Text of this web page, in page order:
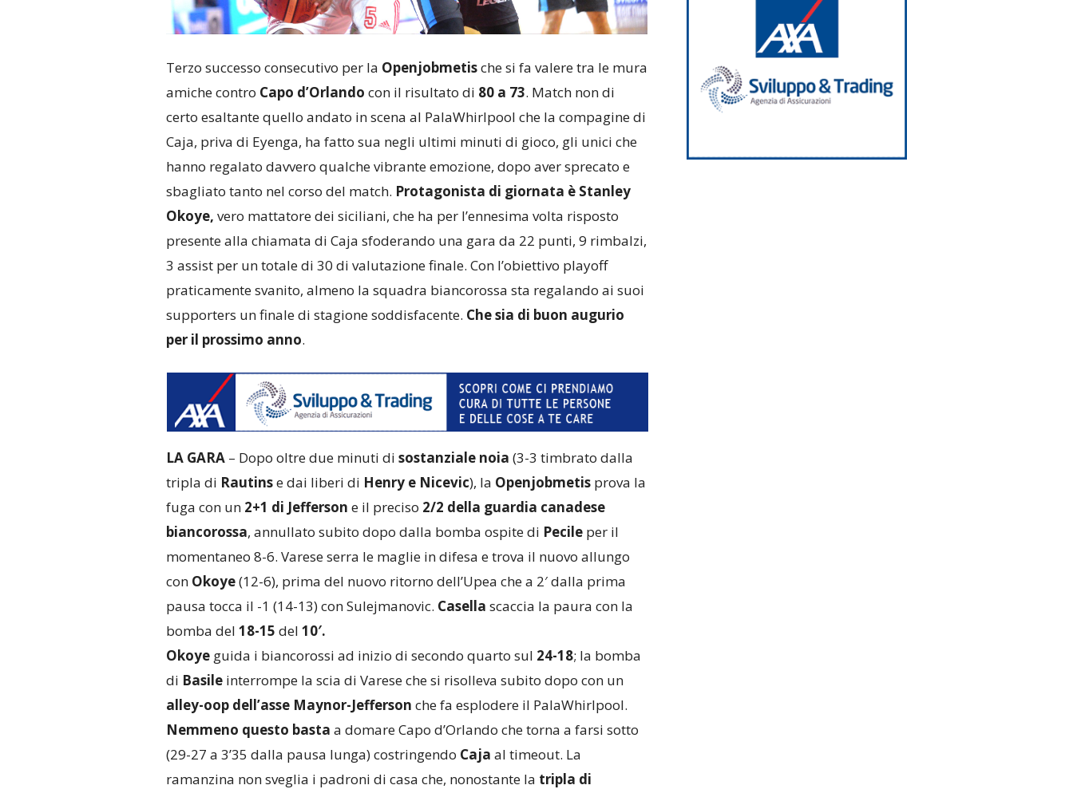
Terzo successo consecutivo per la Openjobmetische si fa valere tra le mura
amiche contro Capo d’Orlando con il risultato di 80 a 73. Match non di
certo esaltante quello andato in scena al PalaWhirlpool che la compagine di
Caja, priva di Eyenga, ha fatto sua negli ultimi minuti di gioco, gli unici che
hanno regalato davvero qualche vibrante emozione, dopo aver sprecato e
sbagliato tanto nel corso del match. Protagonista di giornata è Stanley
Okoye, vero mattatore dei siciliani, che ha per l’ennesima volta risposto
presente alla chiamata di Caja sfoderando una gara da 22 punti, 9 rimbalzi,
3 assist per un totale di 30 di valutazione finale. Con l’obiettivo playoff
praticamente svanito, almeno la squadra biancorossa sta regalando ai suoi
supporters un finale di stagione soddisfacente. Che sia di buon augurio
per il prossimo anno.
LA GARA– Dopo oltre due minuti di sostanziale noia (3-3 timbrato dalla
tripla di Rautinse dai liberi di Henry e Nicevic), la Openjobmetisprova la
fuga con un2+1 di Jefferson e il preciso 2/2 della guardia canadese
biancorossa, annullato subito dopo dalla bomba ospite di Pecileper il
momentaneo 8-6. Varese serra le maglie in difesa e trova il nuovo allungo
con Okoye(12-6), prima del nuovo ritorno dell’Upea che a 2′ dalla prima
pausa tocca il -1 (14-13) con Sulejmanovic. Casella scaccia la paura con la
bomba del 18-15 del 10′.
Okoyeguida i biancorossi ad inizio di secondo quarto sul 24-18; la bomba
di Basileinterrompe la scia di Varese che si risolleva subito dopo con un
alley-oop dell’asse Maynor-Jefferson che fa esplodere il PalaWhirlpool.
Nemmeno questo basta a domare Capo d’Orlando che torna a farsi sotto
(29-27 a 3’35 dalla pausa lunga) costringendo Caja al timeout. La
ramanzina non sveglia i padroni di casa che, nonostante la tripla di